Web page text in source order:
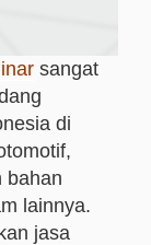
sangat
di
bahan
lainnya.
jasa